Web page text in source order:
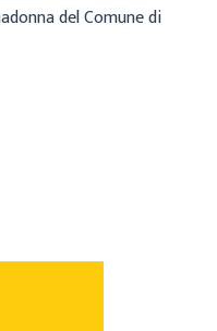
del Comune di